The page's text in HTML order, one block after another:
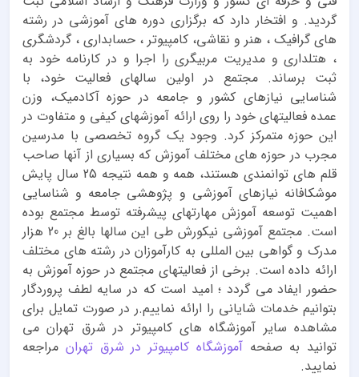
گردید. و افتخار دارد که برگزاری دوره های آموزشی در رشته
های گرافیک ، هنر و نقاشی، کامپیوتر ، حسابداری ، گردشگری
، هتلداری و مدیریت مربیگری را اجرا و در کارنامه خود به
ثبت برساند. مجتمع در اولین سالهای فعالیت خود، با
شناسایی نیازهای کشور و جامعه در حوزه آکادمیک، وزن
عمده فعالیتهای خود را روی ارائه آموزشهای کیفی و متفاوت در
این حوزه متمرکز کرد. وجود یک گروه تخصصی با مدرسین
مجرب در حوزه های مختلف آموزش که بسیاری از آنها صاحب
قلم های توانمندی هستند، همه و همه نتیجه 25 سال پایش
موشکافانه نیازهای آموزشی و پژوهشی جامعه و شناسایی
اهمیت توسعه آموزش مهارتهای پیشرفته توسط مجتمع بوده
است. مجتمع آموزشی نیکورش طی این سالها بالغ بر 20 هزار
مدرک و گواهی بین المللی به کارآموزان در رشته های مختلف
ارائه داده است. برخی از فعالیتهای مجتمع در حوزه آموزش به
حضور ایفاد می گردد ؛ امید است که در سایه لطف پروردگار
بتوانیم خدمات شایانی را ارائه نماییم.ر در صورت تمایل برای
مشاهده سایر آموزشگاه های کامپیوتر در شرق تهران می
توانید به صفحهآموزشگاه کامپیوتر در شرق تهران مراجعه
نمایید.